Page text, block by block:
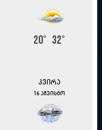
20° 32°
კვირა
16 აგვისტო